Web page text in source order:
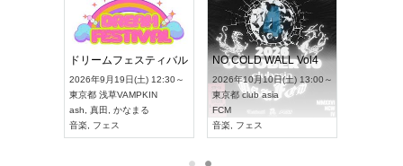
ドリームフェスティバル
2026年9月19日(土) 12:30～
東京都 浅草VAMPKIN
ash,真田,かなまる
音楽 ,フェス
NO COLD WALL Vol4
2026年10月10日(土) 13:00～
東京都 club asia
FCM
音楽 ,フェス